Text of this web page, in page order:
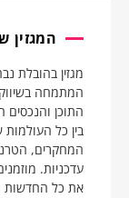
המגזין
מגזין בהובלת
התוכן והנכסים
המחקרים,
את כל החדשות